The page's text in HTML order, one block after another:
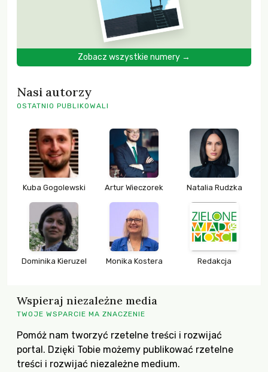
Zobacz wszystkie numery →
Nasi autorzy
OSTATNIO PUBLIKOWALI
Kuba Gogolewski Artur Wieczorek Natalia Rudzka
Dominika Kieruzel Monika Kostera Redakcja
Wspieraj niezależne media
TWOJE WSPARCIE MA ZNACZENIE
Pomóż nam tworzyć rzetelne treści i rozwijać
portal. Dzięki Tobie możemy publikować rzetelne
treści i rozwijać niezależne medium.